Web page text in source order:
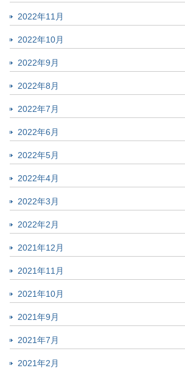
2022年11月
2022年10月
2022年9月
2022年8月
2022年7月
2022年6月
2022年5月
2022年4月
2022年3月
2022年2月
2021年12月
2021年11月
2021年10月
2021年9月
2021年7月
2021年2月